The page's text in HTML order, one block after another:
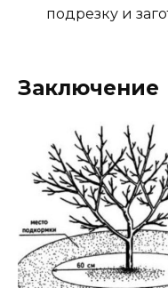
подрезку и
Заключение